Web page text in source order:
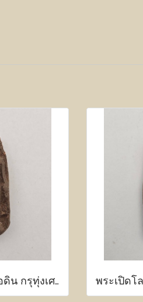
พระเปิดโลก เนื้อดิน กรุทุ่งเศรษฐี กำแพงเพชร